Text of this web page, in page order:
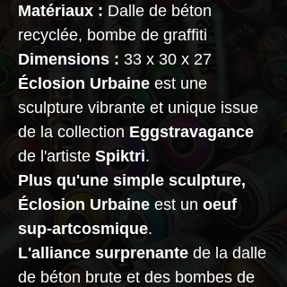
Matériaux : Dalle de béton
recyclée, bombe de graffiti
Dimensions : 33 x 30 x 27
Éclosion Urbaine est une
sculpture vibrante et unique issue
de la collection Eggstravagance
de l'artiste Spiktri.
Plus qu'une simple sculpture,
Éclosion Urbaine est un oeuf
sup-artcosmique.
L'alliance surprenante de la dalle
de béton brute et des bombes de